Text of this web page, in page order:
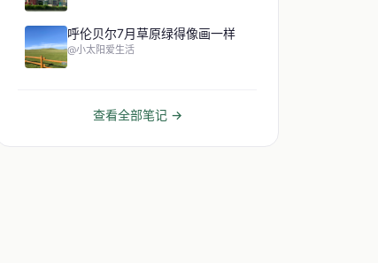
呼伦贝尔7月草原绿得像画一样
@小太阳爱生活
查看全部笔记 →